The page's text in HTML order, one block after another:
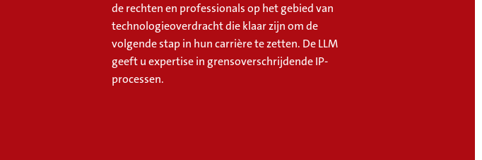
de rechten en professionals op het gebied van
technologieoverdracht die klaar zijn om de
volgende stap in hun carrière te zetten. De LLM
geeft u expertise in grensoverschrijdende IP-
processen.